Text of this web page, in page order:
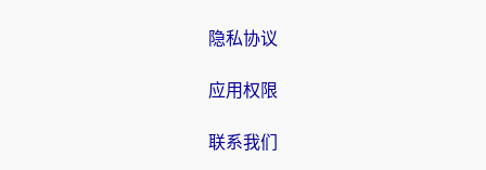
隐私协议
应用权限
联系我们